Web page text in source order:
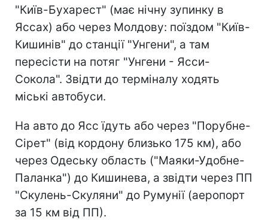
"Київ-Бухарест" (має нічну зупинку в
Яссах) або через Молдову: поїздом "Київ-
Кишинів" до станції "Унгени", а там
пересісти на потяг "Унгени - Ясси-
Сокола". Звідти до терміналу ходять
міські автобуси.
На авто до Ясс їдуть або через "Порубне-
Сірет" (від кордону близько 175 км), або
через Одеську область ("Маяки-Удобне-
Паланка") до Кишинева, а звідти через ПП
"Скулень-Скуляни" до Румунії (аеропорт
за 15 км від ПП).